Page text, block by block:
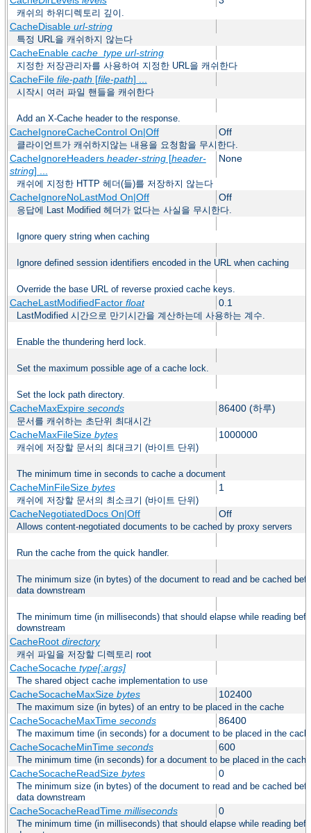
캐쉬의 하위디렉토리 깊이.
CacheDisable url-string
특정 URL을 캐쉬하지 않는다
CacheEnable cache_type url-string
지정한 저장관리자를 사용하여 지정한 URL을 캐쉬한다
CacheFile file-path [file-path] ...
시작시 여러 파일 핸들을 캐쉬한다
Add an X-Cache header to the response.
CacheIgnoreCacheControl On|Off Off
클라이언트가 캐쉬하지않는 내용을 요청함을 무시한다.
CacheIgnoreHeaders header-string[header-
string] ...
None
캐쉬에 지정한 HTTP 헤더(들)를 저장하지 않는다
CacheIgnoreNoLastMod On|Off Off
응답에 Last Modified 헤더가 없다는 사실을 무시한다.
Ignore query string when caching
Ignore defined session identifiers encoded in the URL when caching
Override the base URL of reverse proxied cache keys.
CacheLastModifiedFactor float 0.1
LastModified 시간으로 만기시간을 계산하는데 사용하는 계수.
Enable the thundering herd lock.
Set the maximum possible age of a cache lock.
Set the lock path directory.
CacheMaxExpire seconds 86400 (하루)
문서를 캐쉬하는 초단위 최대시간
CacheMaxFileSize bytes 1000000
캐쉬에 저장할 문서의 최대크기 (바이트 단위)
The minimum time in seconds to cache a document
CacheMinFileSize bytes 1
캐쉬에 저장할 문서의 최소크기 (바이트 단위)
CacheNegotiatedDocs On|Off Off
Allows content-negotiated documents to be cached by proxy servers
Run the cache from the quick handler.
The minimum size (in bytes) of the document to read and be cached
data downstream
The minimum time (in milliseconds) that should elapse while reading
downstream
CacheRoot directory
캐쉬 파일을 저장할 디렉토리 root
CacheSocache type[:args]
The shared object cache implementation to use
CacheSocacheMaxSize bytes 102400
The maximum size (in bytes) of an entry to be placed in the cache
CacheSocacheMaxTime seconds 86400
The maximum time (in seconds) for a document to be placed in the
CacheSocacheMinTime seconds 600
The minimum time (in seconds) for a document to be placed in the cache
CacheSocacheReadSize bytes 0
The minimum size (in bytes) of the document to read and be cached
data downstream
CacheSocacheReadTime milliseconds 0
The minimum time (in milliseconds) that should elapse while reading